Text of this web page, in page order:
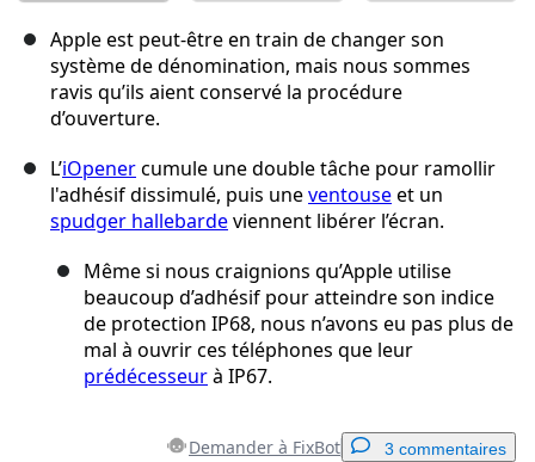
Apple est peut-être en train de changer son
système de dénomination, mais nous sommes
ravis qu’ils aient conservé la procédure
d’ouverture.
L’iOpenercumule une double tâche pour ramollir
l'adhésif dissimulé, puis uneventouseet un
spudger hallebardeviennent libérer l’écran.
Même si nous craignions qu’Apple utilise
beaucoup d’adhésif pour atteindre son indice
de protection IP68, nous n’avons eu pas plus de
mal à ouvrir ces téléphones que leur
prédécesseurà IP67.
Demander à FixBot 3 commentaires